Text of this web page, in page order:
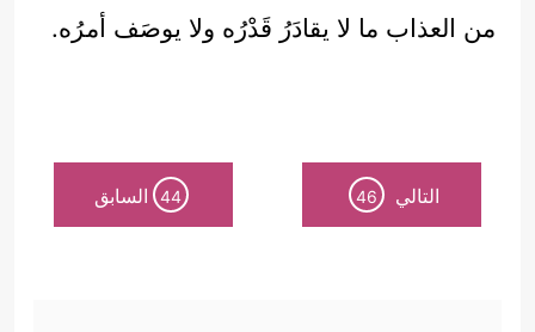
من العذاب ما لا يقادَرُ قَدْرُه ولا يوصَف أمرُه.
التالي 46
44 السابق